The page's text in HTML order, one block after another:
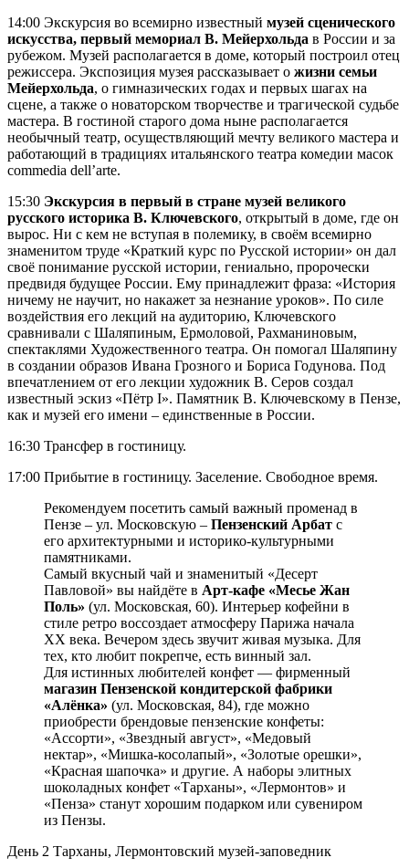
14:00 Экскурсия во всемирно известный музей сценического
искусства, первый мемориал В. Мейерхольда в России и за
рубежом. Музей располагается в доме, который построил отец
режиссера. Экспозиция музея рассказывает о жизни семьи
Мейерхольда, о гимназических годах и первых шагах на
сцене, а также о новаторском творчестве и трагической судьбе
мастера. В гостиной старого дома ныне располагается
необычный театр, осуществляющий мечту великого мастера и
работающий в традициях итальянского театра комедии масок
commedia dell’arte.
15:30 Экскурсия в первый в стране музей великого
русского историка В. Ключевского, открытый в доме, где он
вырос. Ни с кем не вступая в полемику, в своём всемирно
знаменитом труде «Краткий курс по Русской истории» он дал
своё понимание русской истории, гениально, пророчески
предвидя будущее России. Ему принадлежит фраза: «История
ничему не научит, но накажет за незнание уроков». По силе
воздействия его лекций на аудиторию, Ключевского
сравнивали с Шаляпиным, Ермоловой, Рахманиновым,
спектаклями Художественного театра. Он помогал Шаляпину
в создании образов Ивана Грозного и Бориса Годунова. Под
впечатлением от его лекции художник В. Серов создал
известный эскиз «Пётр I». Памятник В. Ключевскому в Пензе,
как и музей его имени – единственные в России.
16:30 Трансфер в гостиницу.
17:00 Прибытие в гостиницу. Заселение. Свободное время.
Рекомендуем посетить самый важный променад в
Пензе – ул. Московскую – Пензенский Арбат с
его архитектурными и историко-культурными
памятниками.
Самый вкусный чай и знаменитый «Десерт
Павловой» вы найдёте в Арт-кафе «Месье Жан
Поль» (ул. Московская, 60). Интерьер кофейни в
стиле ретро воссоздает атмосферу Парижа начала
XX века. Вечером здесь звучит живая музыка. Для
тех, кто любит покрепче, есть винный зал.
Для истинных любителей конфет — фирменный
магазин Пензенской кондитерской фабрики
«Алёнка» (ул. Московская, 84), где можно
приобрести брендовые пензенские конфеты:
«Ассорти», «Звездный август», «Медовый
нектар», «Мишка-косолапый», «Золотые орешки»,
«Красная шапочка» и другие. А наборы элитных
шоколадных конфет «Тарханы», «Лермонтов» и
«Пенза» станут хорошим подарком или сувениром
из Пензы.
День 2 Тарханы, Лермонтовский музей-заповедник